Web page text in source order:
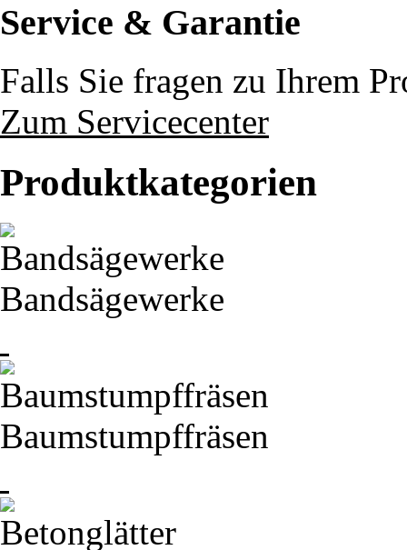
Service & Garantie
Falls Sie fragen zu Ihrem
Zum Servicecenter
Produktkategorien
Bandsägewerke
Baumstumpffräsen